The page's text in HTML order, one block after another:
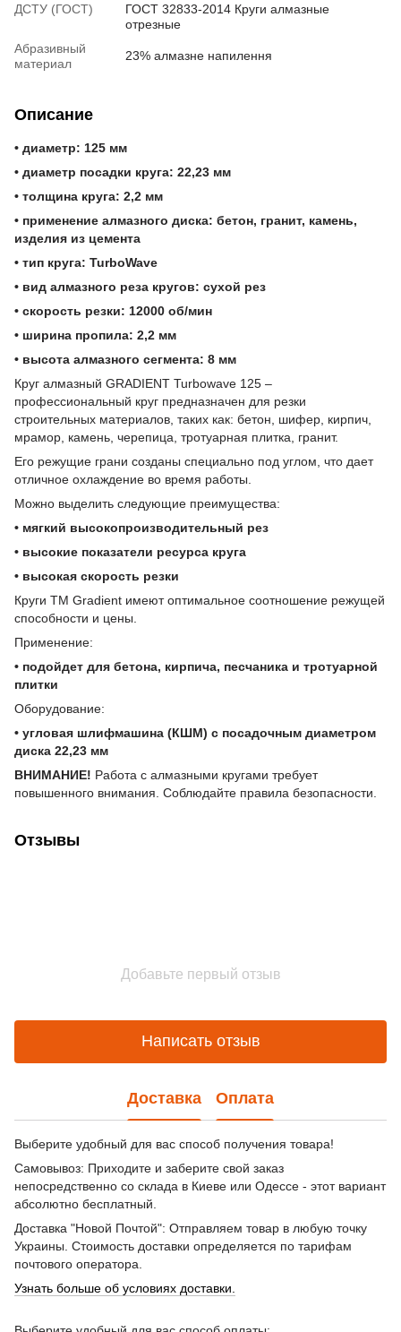
ДСТУ (ГОСТ)
ГОСТ 32833-2014 Круги алмазные
отрезные
Абразивный
материал
23% алмазне напилення
Описание
• диаметр: 125 мм
• диаметр посадки круга: 22,23 мм
• толщина круга: 2,2 мм
• применение алмазного диска: бетон, гранит, камень,
изделия из цемента
• тип круга: TurboWave
• вид алмазного реза кругов: сухой рез
• скорость резки: 12000 об/мин
• ширина пропила: 2,2 мм
• высота алмазного сегмента: 8 мм
Круг алмазный GRADIENT Turbowave 125 –
профессиональный круг предназначен для резки
строительных материалов, таких как: бетон, шифер, кирпич,
мрамор, камень, черепица, тротуарная плитка, гранит.
Его режущие грани созданы специально под углом, что дает
отличное охлаждение во время работы.
Можно выделить следующие преимущества:
• мягкий высокопроизводительный рез
• высокие показатели ресурса круга
• высокая скорость резки
Круги ТМ Gradient имеют оптимальное соотношение режущей
способности и цены.
Применение:
• подойдет для бетона, кирпича, песчаника и тротуарной
плитки
Оборудование:
• угловая шлифмашина (КШМ) с посадочным диаметром
диска 22,23 мм
ВНИМАНИЕ! Работа с алмазными кругами требует
повышенного внимания. Соблюдайте правила безопасности.
Отзывы
Добавьте первый отзыв
Написать отзыв
Доставка Оплата
Выберите удобный для вас способ получения товара!
Самовывоз: Приходите и заберите свой заказ
непосредственно со склада в Киеве или Одессе - этот вариант
абсолютно бесплатный.
Доставка "Новой Почтой": Отправляем товар в любую точку
Украины. Стоимость доставки определяется по тарифам
почтового оператора.
Узнать больше об условиях доставки.